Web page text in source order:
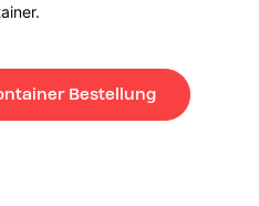
Bestellung